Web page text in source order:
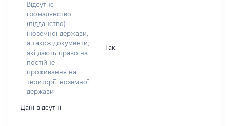
Відсутнє
громадянство
(підданство)
іноземної держави,
а також документи,
які дають право на
постійне
проживання на
території іноземної
держави
Так
Дані відсутні